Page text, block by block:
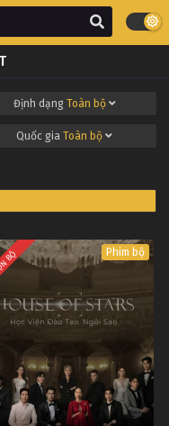
Định dạng Toàn bộ
Quốc gia Toàn bộ
BỘ Phim bộ